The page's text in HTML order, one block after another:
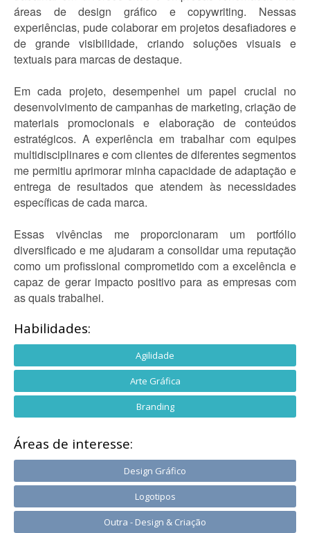
áreas de design gráfico e copywriting. Nessas
experiências, pude colaborar em projetos desafiadores e
de grande visibilidade, criando soluções visuais e
textuais para marcas de destaque.
Em cada projeto, desempenhei um papel crucial no
desenvolvimento de campanhas de marketing, criação de
materiais promocionais e elaboração de conteúdos
estratégicos. A experiência em trabalhar com equipes
multidisciplinares e com clientes de diferentes segmentos
me permitiu aprimorar minha capacidade de adaptação e
entrega de resultados que atendem às necessidades
específicas de cada marca.
Essas vivências me proporcionaram um portfólio
diversificado e me ajudaram a consolidar uma reputação
como um profissional comprometido com a excelência e
capaz de gerar impacto positivo para as empresas com
as quais trabalhei.
Habilidades:
Agilidade
Arte Gráfica
Branding
Áreas de interesse:
Design Gráfico
Logotipos
Outra - Design & Criação